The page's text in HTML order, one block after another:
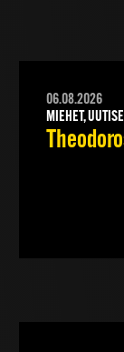
06.08.2026
MIEHET,